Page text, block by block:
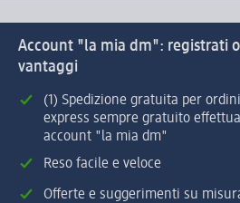
Account "la mia dm": registrati
vantaggi
(1) Spedizione gratuita per
express sempre gratuito
account "la mia dm"
Reso facile e veloce
Offerte e suggerimenti su